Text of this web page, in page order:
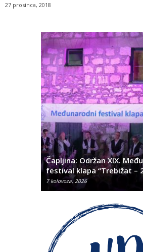
27 prosinca, 2018
Čapljina: Održan XIX.
festival klapa “Trebižat –
7 kolovoza, 2026